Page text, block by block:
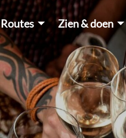
Routes Zien & doen